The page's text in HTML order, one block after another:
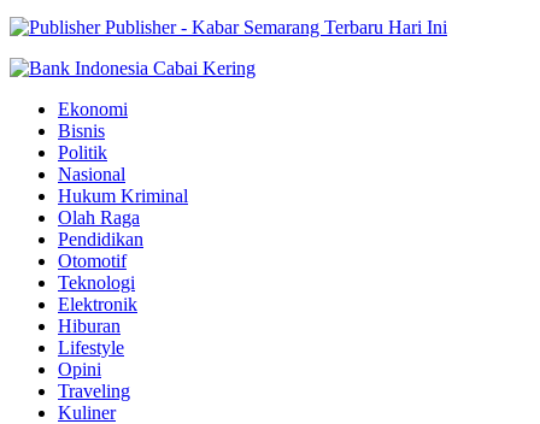
Publisher - Kabar Semarang Terbaru Hari Ini
Ekonomi
Bisnis
Politik
Nasional
Hukum Kriminal
Olah Raga
Pendidikan
Otomotif
Teknologi
Elektronik
Hiburan
Lifestyle
Opini
Traveling
Kuliner